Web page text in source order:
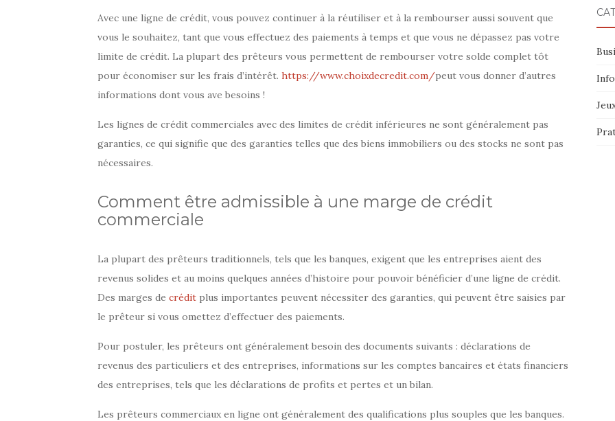
Avec une ligne de crédit, vous pouvez continuer à la réutiliser et à la rembourser aussi souvent que
vous le souhaitez, tant que vous effectuez des paiements à temps et que vous ne dépassez pas votre
limite de crédit. La plupart des prêteurs vous permettent de rembourser votre solde complet tôt
pour économiser sur les frais d’intérêt. https://www.choixdecredit.com/peut vous donner d’autres
informations dont vous ave besoins !
Les lignes de crédit commerciales avec des limites de crédit inférieures ne sont généralement pas
garanties, ce qui signifie que des garanties telles que des biens immobiliers ou des stocks ne sont pas
nécessaires.
Comment être admissible à une marge de crédit
commerciale
La plupart des prêteurs traditionnels, tels que les banques, exigent que les entreprises aient des
revenus solides et au moins quelques années d’histoire pour pouvoir bénéficier d’une ligne de crédit.
Des marges de crédit plus importantes peuvent nécessiter des garanties, qui peuvent être saisies par
le prêteur si vous omettez d’effectuer des paiements.
Pour postuler, les prêteurs ont généralement besoin des documents suivants : déclarations de
revenus des particuliers et des entreprises, informations sur les comptes bancaires et états financiers
des entreprises, tels que les déclarations de profits et pertes et un bilan.
Les prêteurs commerciaux en ligne ont généralement des qualifications plus souples que les banques.